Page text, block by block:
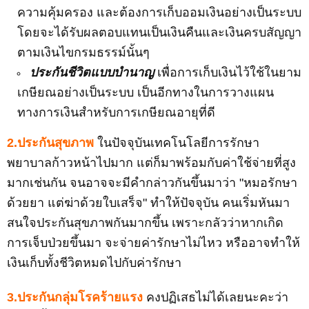
ความคุ้มครอง และต้องการเก็บออมเงินอย่างเป็นระบบ
โดยจะได้รับผลตอบแทนเป็นเงินคืนและเงินครบสัญญา
ตามเงินไขกรมธรรม์นั้นๆ
ประกันชีวิตแบบบำนาญเพื่อการเก็บเงินไว้ใช้ในยาม
เกษียณอย่างเป็นระบบ เป็นอีกทางในการวางแผน
ทางการเงินสำหรับการเกษียณอายุที่ดี
2.ประกันสุขภาพ ในปัจจุบันเทคโนโลยีการรักษา
พยาบาลก้าวหน้าไปมาก แต่ก็มาพร้อมกับค่าใช้จ่ายที่สูง
มากเช่นกัน จนอาจจะมีคำกล่าวกันขึ้นมาว่า "หมอรักษา
ด้วยยา แต่ฆ่าด้วยใบเสร็จ" ทำให้ปัจจุบัน คนเริ่มหันมา
สนใจประกันสุขภาพกันมากขึ้น เพราะกลัวว่าหากเกิด
การเจ็บป่วยขึ้นมา จะจ่ายค่ารักษาไม่ไหว หรืออาจทำให้
เงินเก็บทั้งชีวิตหมดไปกับค่ารักษา
3.ประกันกลุ่มโรคร้ายแรง คงปฏิเสธไม่ได้เลยนะคะว่า